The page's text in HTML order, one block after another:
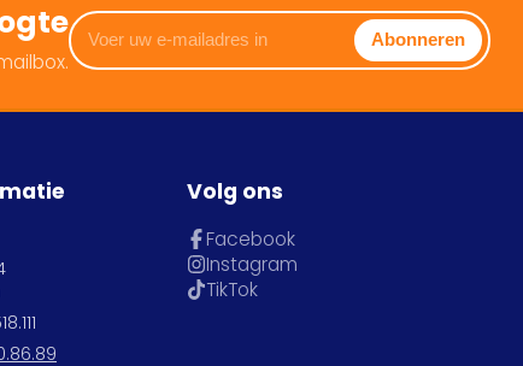
Voer
uw
e-
in
Abonneren
Volg ons
Facebook
Instagram
TikTok